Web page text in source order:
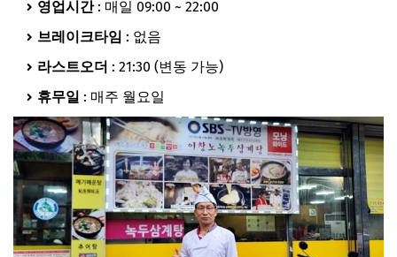
영업시간: 매일 09:00 ~ 22:00
브레이크타임 : 없음
라스트오더 : 21:30 (변동 가능)
휴무일 : 매주 월요일